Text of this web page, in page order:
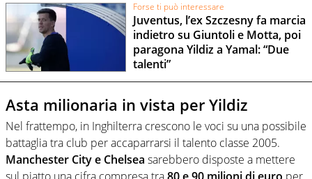
Forse ti può interessare
Juventus, l’ex Szczesny fa marcia
indietro su Giuntoli e Motta, poi
paragona Yildiz a Yamal: “Due
talenti”
Asta milionaria in vista per Yildiz
Nel frattempo, in Inghilterra crescono le voci su una possibile
battaglia tra club per accaparrarsi il talento classe 2005.
Manchester City e Chelsea sarebbero disposte a mettere